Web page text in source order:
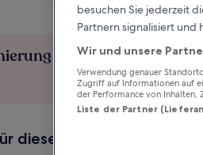
bei
diese Daten
besuchen Sie jederzeit
Partnern signalisiert und
Wir und unsere
Verwendung genauer
Zugriff auf Informationen auf
der Performance von Inhalten,
Liste der Partner